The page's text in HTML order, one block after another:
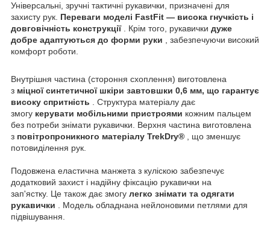
Універсальні, зручні тактичні рукавички, призначені для
захисту рук. Переваги моделі FastFit — висока гнучкість і
довговічність конструкції
Крім того, рукавички дуже
добре адаптуються до форми руки
, забезпечуючи високий
комфорт роботи.
Внутрішня частина (стороння схоплення) виготовлена
з міцної синтетичної шкіри завтовшки 0,6 мм, що гарантує
високу спритність
Структура матеріалу дає
змогу керувати мобільними пристроями кожним пальцем
без потреби знімати рукавички.
Верхня частина виготовлена
з повітропроникного матеріалу TrekDry®
, що зменшує
потовиділення рук.
Подовжена еластична манжета з куліскою забезпечує
додатковий захист і надійну фіксацію рукавички на
зап'ястку. Це також дає змогу легко знімати та одягати
рукавички
Модель обладнана нейлоновими петлями для
підвішування.